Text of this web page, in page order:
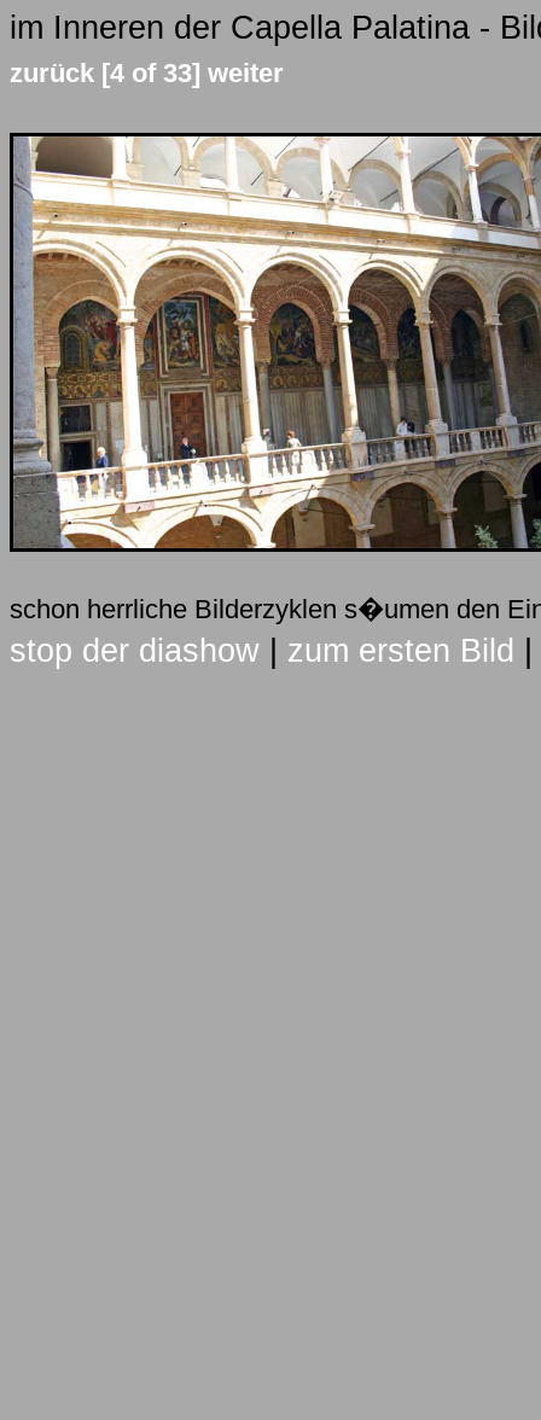
im Inneren der Capella Palatina -
zurück [4 of 33] weiter
schon herrliche Bilderzyklen s�umen den
stop der diashow zum ersten Bild